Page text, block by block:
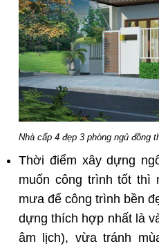
Nhà cấp 4 đẹp 3 phòng ngủ đồng
Thời điểm xây dựng
muốn công trình tốt thì
mưa để công trình bền
dựng thích hợp nhất là
âm lịch), vừa tránh